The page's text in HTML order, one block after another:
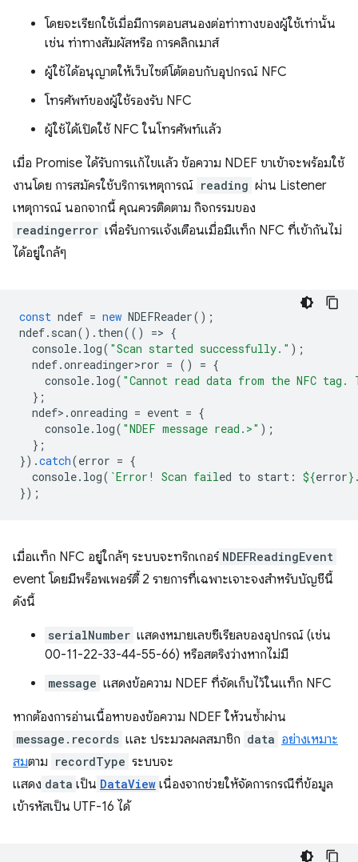
โดยจะเรียกใช้เมื่อมีการตอบสนองต่อท่าทางของผู้ใช้เท่านั้น
เช่น ท่าทางสัมผัสหรือ การคลิกเมาส์
ผู้ใช้ได้อนุญาตให้เว็บไซต์โต้ตอบกับอุปกรณ์ NFC
โทรศัพท์ของผู้ใช้รองรับ NFC
ผู้ใช้ได้เปิดใช้ NFC ในโทรศัพท์แล้ว
เมื่อ Promise ได้รับการแก้ไขแล้ว ข้อความ NDEF ขาเข้าจะพร้อมใช้
งานโดย การสมัครใช้บริการเหตุการณ์ reading ผ่าน Listener
เหตุการณ์ นอกจากนี้ คุณควรติดตาม กิจกรรมของ
readingerror เพื่อรับการแจ้งเตือนเมื่อมีแท็ก NFC ที่เข้ากันไม่
ได้อยู่ใกล้ๆ
const ndef = new NDEFReader();
ndef. scan(). then(() => {
console. log( "Scan started successfully." );
ndef.onreadinger>ror = () = {
console. log( "Cannot read data from the NFC tag.
};
ndef> .onreading = event = {
console. log( "NDEF message read.>" );
};
}).catch(error = {
console. log( `Error! Scan failed to start: ${error}
});
เมื่อแท็ก NFC อยู่ใกล้ๆ ระบบจะทริกเกอร์ NDEFReadingEvent
event โดยมีพร็อพเพอร์ตี้ 2 รายการที่เฉพาะเจาะจงสำหรับบัญชีนี้
ดังนี้
serialNumber แสดงหมายเลขซีเรียลของอุปกรณ์ (เช่น
00-11-22-33-44-55-66) หรือสตริงว่างหากไม่มี
message แสดงข้อความ NDEF ที่จัดเก็บไว้ในแท็ก NFC
หากต้องการอ่านเนื้อหาของข้อความ NDEF ให้วนซ้ำผ่าน
message.records และ ประมวลผลสมาชิก data อย่างเหมาะ
สมตาม recordType ระบบจะ
แสดง data เป็น DataView เนื่องจากช่วยให้จัดการกรณีที่ข้อมูล
เข้ารหัสเป็น UTF-16 ได้